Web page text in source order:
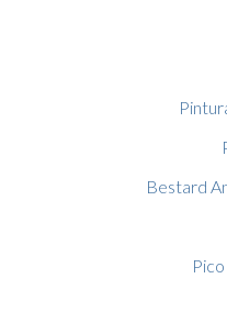
Bestard